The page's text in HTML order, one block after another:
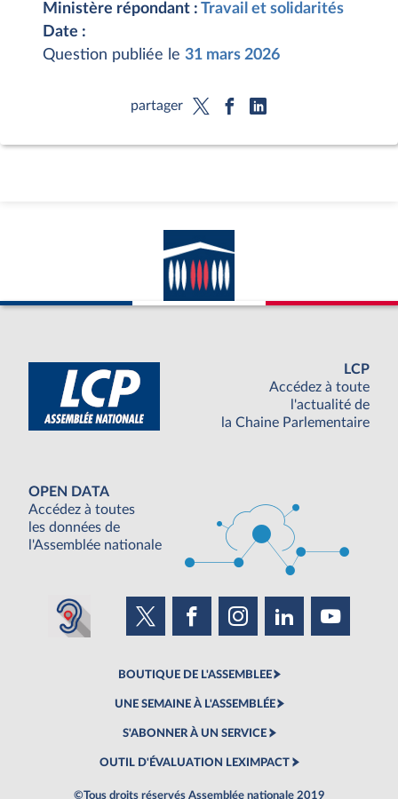
Ministère répondant : Travail et solidarités
Date :
Question publiée le 31 mars 2026
partager
LCP
Accédez à toute
l'actualité de
la Chaine Parlementaire
OPEN DATA
Accédez à toutes
les données de
l'Assemblée nationale
BOUTIQUE DE L'ASSEMBLEE
UNE SEMAINE À L'ASSEMBLÉE
S'ABONNER À UN SERVICE
OUTIL D'ÉVALUATION LEXIMPACT
©Tous droits réservés Assemblée nationale 2019